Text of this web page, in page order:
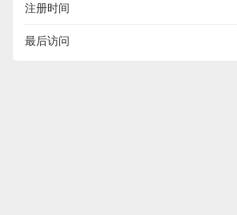
注册时间
最后访问